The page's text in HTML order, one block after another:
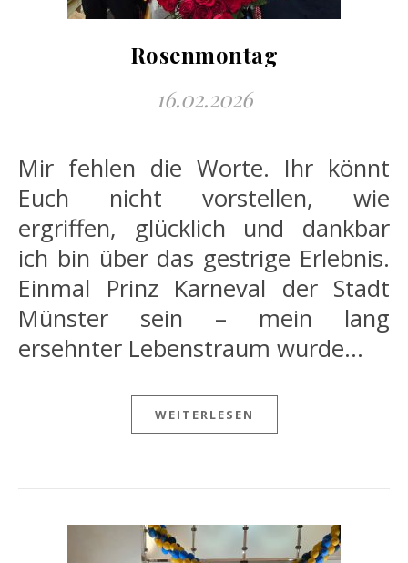
Rosenmontag
16.02.2026
Mir fehlen die Worte. Ihr könnt
Euch nicht vorstellen, wie
ergriffen, glücklich und dankbar
ich bin über das gestrige Erlebnis.
Einmal Prinz Karneval der Stadt
Münster sein – mein lang
ersehnter Lebenstraum wurde…
WEITERLESEN